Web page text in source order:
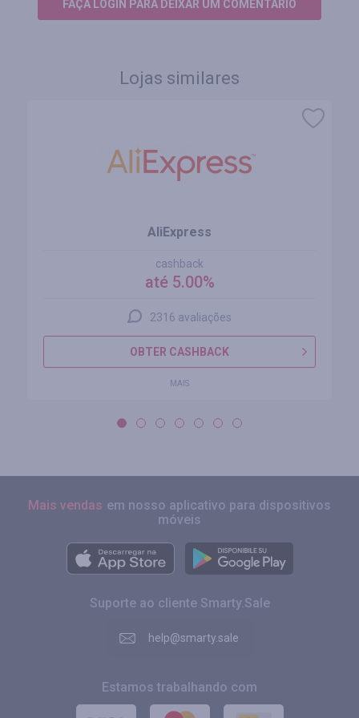
FAÇA LOGIN PARA DEIXAR UM COMENTÁRIO
Lojas similares
AliExpress
cashback
até 5.00%
2316 avaliações
OBTER CASHBACK
MAIS
Mais vendas em nosso aplicativo para dispositivos
móveis
Suporte ao cliente Smarty.Sale
help@smarty.sale
Estamos trabalhando com